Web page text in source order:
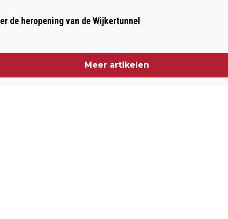
de heropening van de Wijkertunnel
Meer artikelen